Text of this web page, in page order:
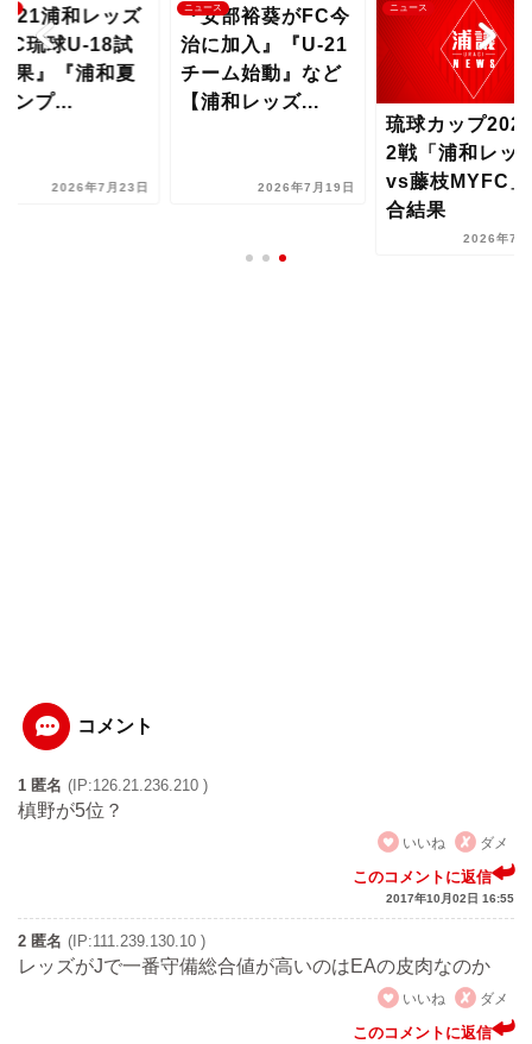
21浦和レッズ
琉球U-18試
果』『浦和夏
ンプ...
2026年7月23日
ニュース
『安部裕葵がFC今
治に加入』『U-21
チーム始動』など
【浦和レッズ...
2026年7月19日
ニュース
琉球カップ
2戦「浦和レッ
vs藤枝MYFC」
合結果
2026年7
コメント
1 匿名 (IP:126.21.236.210 )
槙野が5位？
いいね
ダメ
このコメントに返信
2017年10月02日 16:55
2 匿名 (IP:111.239.130.10 )
レッズがJで一番守備総合値が高いのはEAの皮肉なのか
いいね
ダメ
このコメントに返信